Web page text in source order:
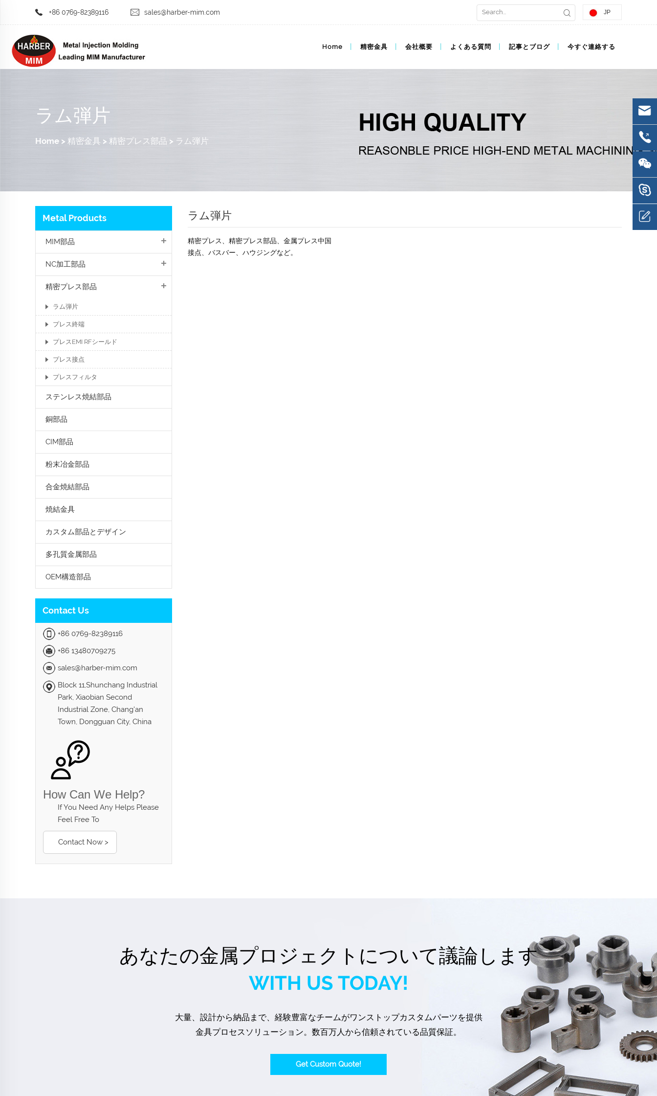
+86 0769-82389116 sales@harber-mim.com JP
Home 精密金具 会社概要 よくある質問 記事とブログ 今すぐ連絡する
ラム弾片
Home > 精密金具 > 精密プレス部品 > ラム弾片
Metal Products
MIM部品
NC加工部品
精密プレス部品
ラム弾片
プレス終端
プレスEMI RFシールド
プレス接点
プレスフィルタ
ステンレス焼結部品
銅部品
CIM部品
粉末冶金部品
合金焼結部品
焼結金具
カスタム部品とデザイン
多孔質金属部品
OEM構造部品
Contact Us
+86 0769-82389116
+86 13480709275
sales@harber-mim.com
Block 11,Shunchang Industrial
Park, Xiaobian Second
Industrial Zone, Chang'an
Town, Dongguan City, China
How Can We Help?
If You Need Any Helps Please
Feel Free To
Contact Now >
ラム弾片
精密プレス、精密プレス部品、金属プレス中国
接点、バスバー、ハウジングなど。
あなたの金属プロジェクトについて議論します
WITH US TODAY!
大量、設計から納品まで、経験豊富なチームがワンストップカスタムパーツを提供
金具プロセスソリューション。数百万人から信頼されている品質保証。
Get Custom Quote!